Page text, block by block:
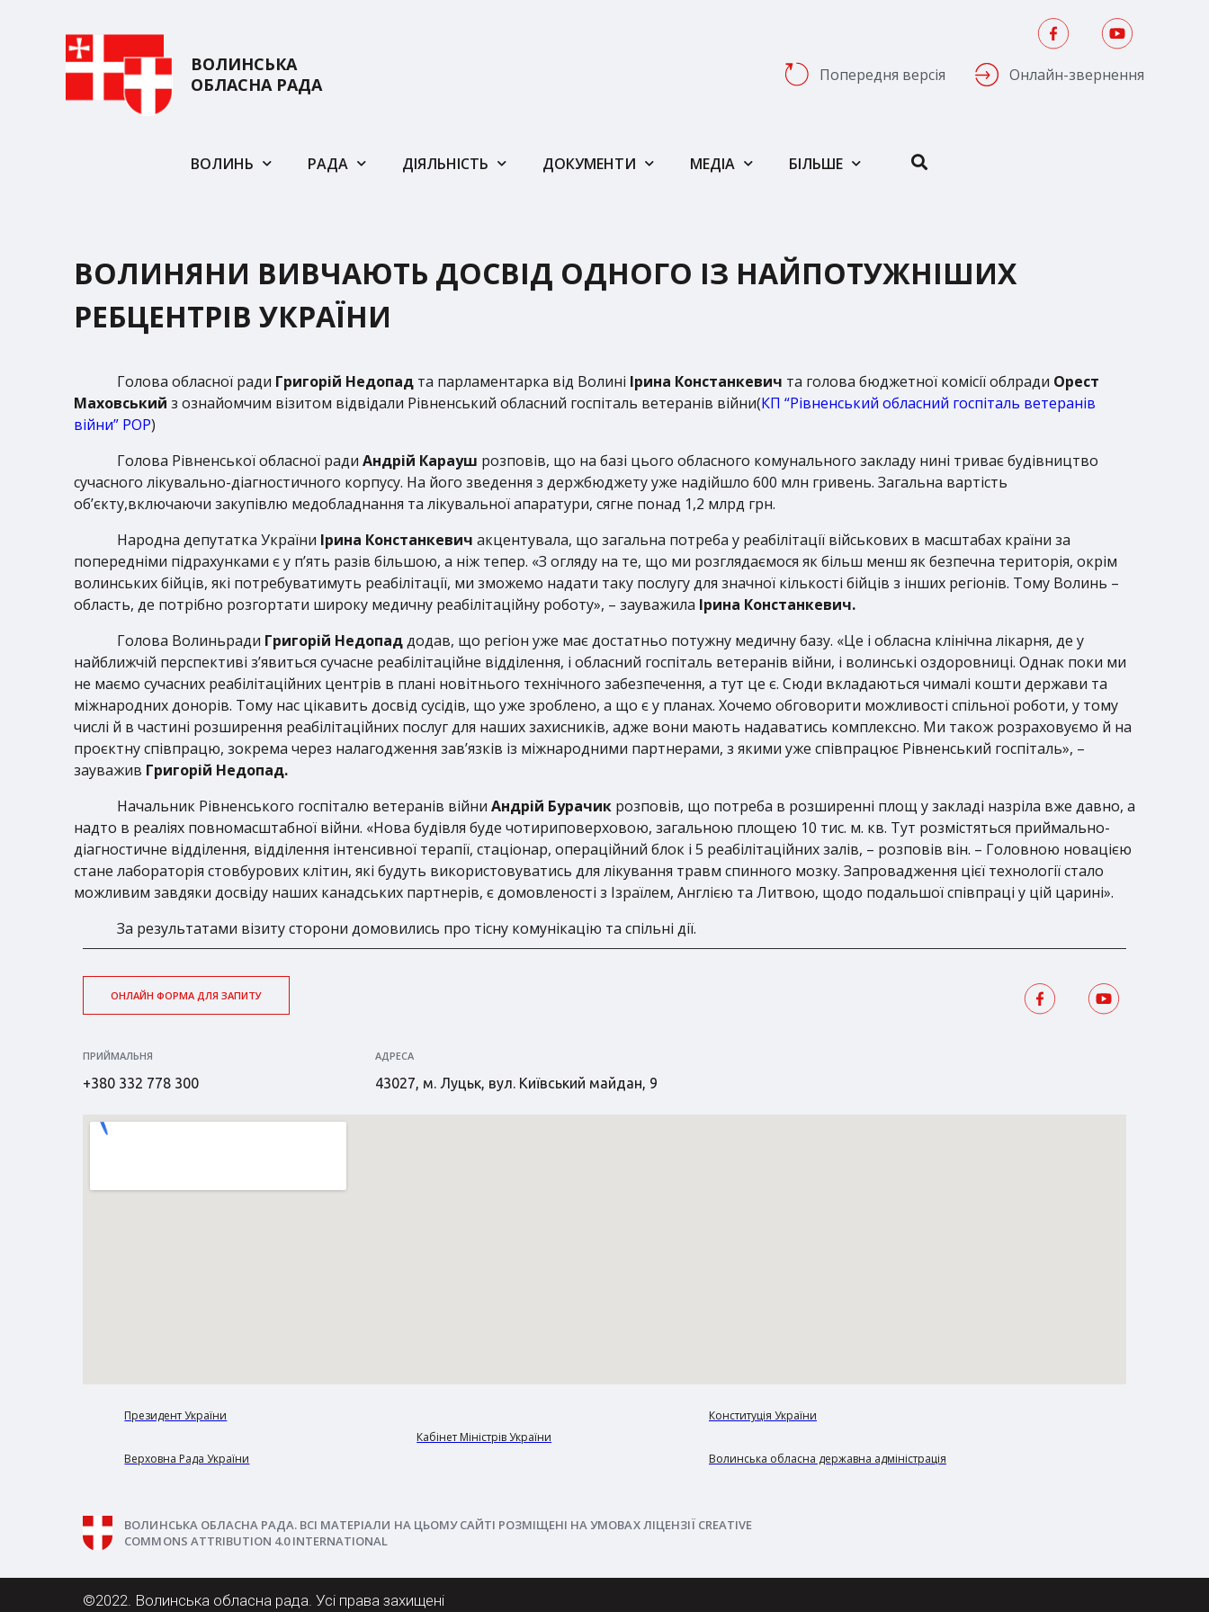
ВОЛИНСЬКА
ОБЛАСНА РАДА
Попередня версія Онлайн-звернення
ВОЛИНЬ РАДА ДІЯЛЬНІСТЬ ДОКУМЕНТИ МЕДІА БІЛЬШЕ
ВОЛИНЯНИ ВИВЧАЮТЬ ДОСВІД ОДНОГО ІЗ НАЙПОТУЖНІШИХ
РЕБЦЕНТРІВ УКРАЇНИ
Голова обласної ради Григорій Недопад та парламентарка від Волині Ірина Констанкевич та голова бюджетної комісії облради Орест
Маховський з ознайомчим візитом відвідали Рівненський обласний госпіталь ветеранів війни(КП “Рівненський обласний госпіталь ветеранів
війни” РОР)
Голова Рівненської обласної ради Андрій Карауш розповів, що на базі цього обласного комунального закладу нині триває будівництво
сучасного лікувально-діагностичного корпусу. На його зведення з держбюджету уже надійшло 600 млн гривень. Загальна вартість
об’єкту,включаючи закупівлю медобладнання та лікувальної апаратури, сягне понад 1,2 млрд грн.
Народна депутатка України Ірина Констанкевич акцентувала, що загальна потреба у реабілітації військових в масштабах країни за
попередніми підрахунками є у п’ять разів більшою, а ніж тепер. «З огляду на те, що ми розглядаємося як більш менш як безпечна територія, окрім
волинських бійців, які потребуватимуть реабілітації, ми зможемо надати таку послугу для значної кількості бійців з інших регіонів. Тому Волинь –
область, де потрібно розгортати широку медичну реабілітаційну роботу», – зауважила Ірина Констанкевич.
Голова Волиньради Григорій Недопаддодав, що регіон уже має достатньо потужну медичну базу. «Це і обласна клінічна лікарня, де у
найближчій перспективі з’явиться сучасне реабілітаційне відділення, і обласний госпіталь ветеранів війни, і волинські оздоровниці. Однак поки ми
не маємо сучасних реабілітаційних центрів в плані новітнього технічного забезпечення, а тут це є. Сюди вкладаються чималі кошти держави та
міжнародних донорів. Тому нас цікавить досвід сусідів, що уже зроблено, а що є у планах. Хочемо обговорити можливості спільної роботи, у тому
числі й в частині розширення реабілітаційних послуг для наших захисників, адже вони мають надаватись комплексно. Ми також розраховуємо й на
проєктну співпрацю, зокрема через налагодження зав’язків із міжнародними партнерами, з якими уже співпрацює Рівненський госпіталь», –
зауважив Григорій Недопад.
Начальник Рівненського госпіталю ветеранів війни Андрій Бурачик розповів, що потреба в розширенні площ у закладі назріла вже давно, а
надто в реаліях повномасштабної війни. «Нова будівля буде чотириповерховою, загальною площею 10 тис. м. кв. Тут розмістяться приймально-
діагностичне відділення, відділення інтенсивної терапії, стаціонар, операційний блок і 5 реабілітаційних залів, – розповів він. – Головною новацією
стане лабораторія стовбурових клітин, які будуть використовуватись для лікування травм спинного мозку. Запровадження цієї технології стало
можливим завдяки досвіду наших канадських партнерів, є домовленості з Ізраїлем, Англією та Литвою, щодо подальшої співпраці у цій царині».
За результатами візиту сторони домовились про тісну комунікацію та спільні дії.
ОНЛАЙН ФОРМА ДЛЯ ЗАПИТУ
ПРИЙМАЛЬНЯ
+380 332 778 300
АДРЕСА
43027, м. Луцьк, вул. Київський майдан, 9
Президент України
Верховна Рада України
Кабінет Міністрів України
Конституція України
Волинська обласна державна адміністрація
ВОЛИНСЬКА ОБЛАСНА РАДА. ВСІ МАТЕРІАЛИ НА ЦЬОМУ САЙТІ РОЗМІЩЕНІ НА УМОВАХ ЛІЦЕНЗІЇ CREATIVE
COMMONS ATTRIBUTION 4.0 INTERNATIONAL
©2022. Волинська обласна рада. Усі права захищені